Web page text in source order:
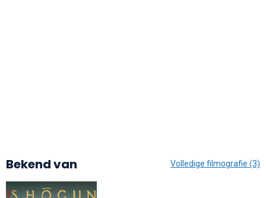
Bekend van Volledige filmografie (3)